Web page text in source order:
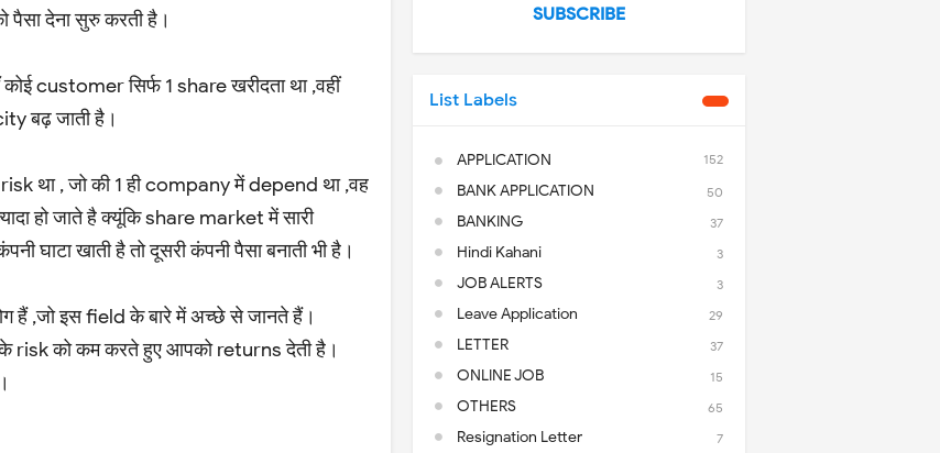
देना सुरु करती है।
customer सिर्फ 1 share खरीदता था ,वहीं
बढ़ जाती है।
था , जो की 1 ही company में depend था ,वह
हो जाते है क्यूंकि share market में सारी
घाटा खाती है तो दूसरी कंपनी पैसा बनाती भी है।
हैं ,जो इस field के बारे में अच्छे से जानते हैं।
risk को कम करते हुए आपको returns देती है।
SUBSCRIBE
List Labels
APPLICATION 152
BANK APPLICATION 50
BANKING 37
Hindi Kahani 3
JOB ALERTS 3
Leave Application 29
LETTER 37
ONLINE JOB 15
OTHERS 65
Resignation Letter 7